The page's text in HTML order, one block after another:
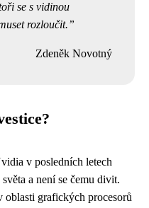
se s vidinou
rozloučit.
Zdeněk Novotný
v posledních letech
a není se čemu divit.
oblasti grafických procesorů